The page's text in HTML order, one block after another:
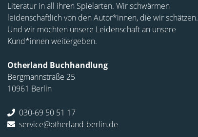
Literatur in all ihren Spielarten. Wir schwärmen
leidenschaftlich von den Autor*innen, die wir schätzen.
Und wir möchten unsere Leidenschaft an unsere
Kund*innen weitergeben.
Otherland Buchhandlung
Bergmannstraße 25
10961 Berlin
030-69 50 51 17
service@otherland-berlin.de